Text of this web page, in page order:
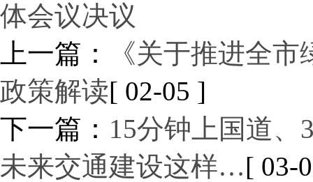
体会议决议
上一篇：
《关于推进全
政策解读[ 02-05 ]
下一篇： 15分钟上国道、
未来交通建设这样…[ 03-